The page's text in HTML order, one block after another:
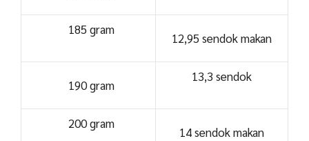
185 gram
12,95 sendok makan
190 gram
13,3 sendok
200 gram
14 sendok makan